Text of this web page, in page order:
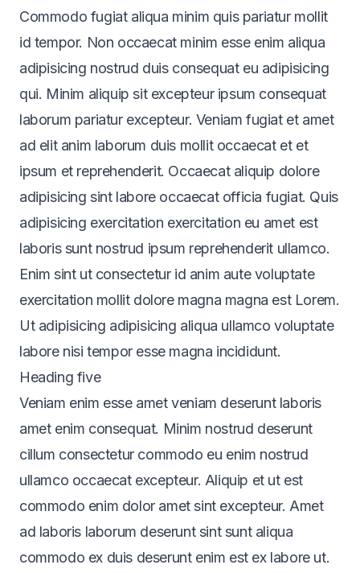
Commodo fugiat aliqua minim quis pariatur mollit
id tempor. Non occaecat minim esse enim aliqua
adipisicing nostrud duis consequat eu adipisicing
qui. Minim aliquip sit excepteur ipsum consequat
laborum pariatur excepteur. Veniam fugiat et amet
ad elit anim laborum duis mollit occaecat et et
ipsum et reprehenderit. Occaecat aliquip dolore
adipisicing sint labore occaecat officia fugiat. Quis
adipisicing exercitation exercitation eu amet est
laboris sunt nostrud ipsum reprehenderit ullamco.
Enim sint ut consectetur id anim aute voluptate
exercitation mollit dolore magna magna est Lorem.
Ut adipisicing adipisicing aliqua ullamco voluptate
labore nisi tempor esse magna incididunt.
Heading five
Veniam enim esse amet veniam deserunt laboris
amet enim consequat. Minim nostrud deserunt
cillum consectetur commodo eu enim nostrud
ullamco occaecat excepteur. Aliquip et ut est
commodo enim dolor amet sint excepteur. Amet
ad laboris laborum deserunt sint sunt aliqua
commodo ex duis deserunt enim est ex labore ut.